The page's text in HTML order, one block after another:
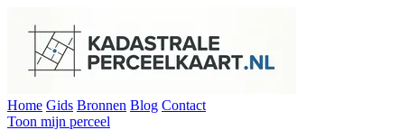
Home Gids Bronnen Blog Contact
Toon mijn perceel